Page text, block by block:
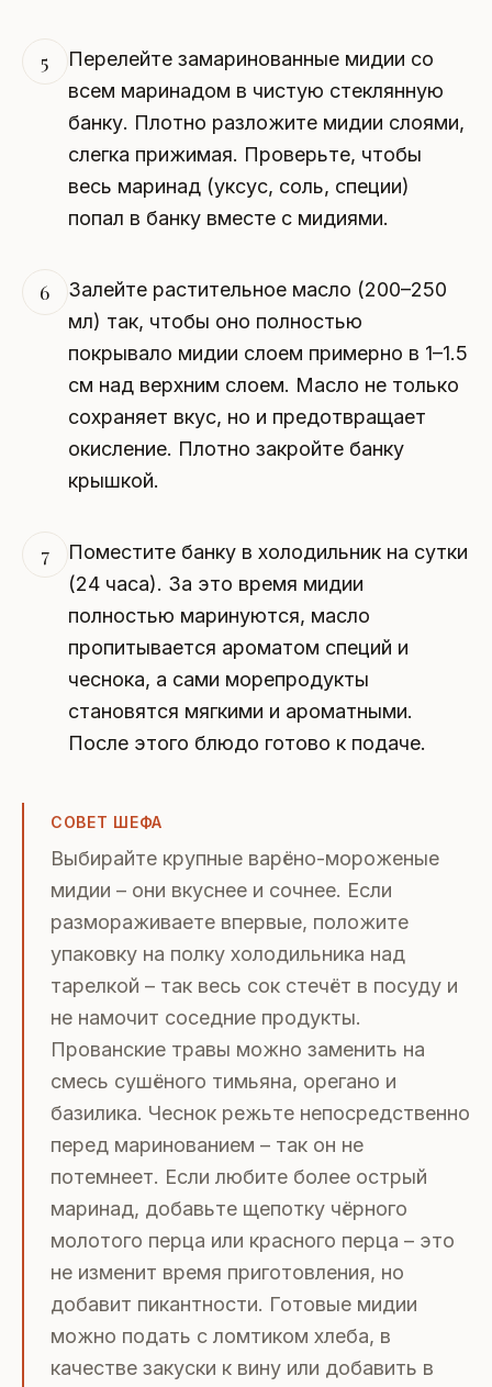
5
Перелейте замаринованные мидии со
всем маринадом в чистую стеклянную
банку. Плотно разложите мидии слоями,
слегка прижимая. Проверьте, чтобы
весь маринад (уксус, соль, специи)
попал в банку вместе с мидиями.
6
Залейте растительное масло (200–250
мл) так, чтобы оно полностью
покрывало мидии слоем примерно в 1–1.5
см над верхним слоем. Масло не только
сохраняет вкус, но и предотвращает
окисление. Плотно закройте банку
крышкой.
7
Поместите банку в холодильник на сутки
(24 часа). За это время мидии
полностью маринуются, масло
пропитывается ароматом специй и
чеснока, а сами морепродукты
становятся мягкими и ароматными.
После этого блюдо готово к подаче.
СОВЕТ ШЕФА
Выбирайте крупные варёно-мороженые
мидии – они вкуснее и сочнее. Если
размораживаете впервые, положите
упаковку на полку холодильника над
тарелкой – так весь сок стечёт в посуду и
не намочит соседние продукты.
Прованские травы можно заменить на
смесь сушёного тимьяна, орегано и
базилика. Чеснок режьте непосредственно
перед маринованием – так он не
потемнеет. Если любите более острый
маринад, добавьте щепотку чёрного
молотого перца или красного перца – это
не изменит время приготовления, но
добавит пикантности. Готовые мидии
можно подать с ломтиком хлеба, в
качестве закуски к вину или добавить в